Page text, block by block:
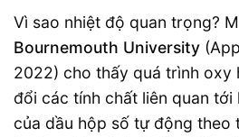
Vì sao nhiệt độ quan trọng?
Bournemouth University
2022) cho thấy quá trình oxy
đổi các tính chất liên quan tới
của dầu hộp số tự động theo